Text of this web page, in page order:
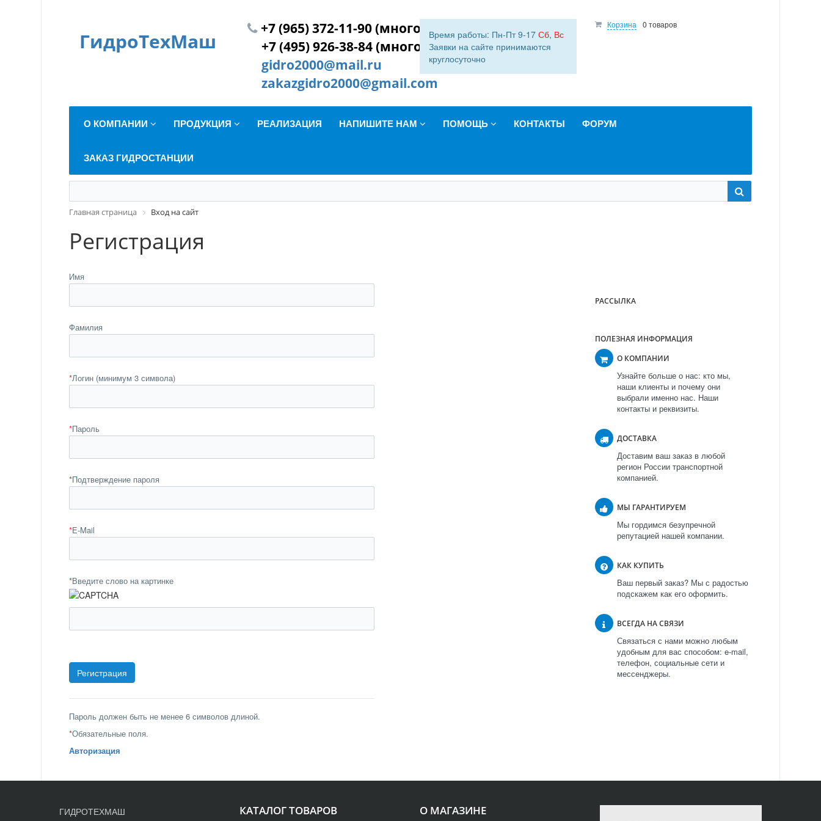
ГидроТехМаш
+7 (965) 372-11-90 (многокан.)
+7 (495) 926-38-84 (многокан.)
gidro2000@mail.ru
zakazgidro2000@gmail.com
Время работы: Пн-Пт 9-17 Сб, Вс
Заявки на сайте принимаются
круглосуточно
Корзина 0 товаров
О КОМПАНИИ ПРОДУКЦИЯ РЕАЛИЗАЦИЯ НАПИШИТЕ НАМ ПОМОЩЬ КОНТАКТЫ ФОРУМ
ЗАКАЗ ГИДРОСТАНЦИИ
Главная страница Вход на сайт
Регистрация
Имя
Фамилия
*Логин (минимум 3 символа)
*Пароль
*Подтверждение пароля
*E-Mail
*Введите слово на картинке
Пароль должен быть не менее 6 символов длиной.
*Обязательные поля.
Авторизация
РАССЫЛКА
ПОЛЕЗНАЯ ИНФОРМАЦИЯ
О КОМПАНИИ
Узнайте больше о нас: кто мы,
наши клиенты и почему они
выбрали именно нас. Наши
контакты и реквизиты.
ДОСТАВКА
Доставим ваш заказ в любой
регион России транспортной
компанией.
МЫ ГАРАНТИРУЕМ
Мы гордимся безупречной
репутацией нашей компании.
КАК КУПИТЬ
Ваш первый заказ? Мы с радостью
подскажем как его оформить.
ВСЕГДА НА СВЯЗИ
Связаться с нами можно любым
удобным для вас способом: e-mail,
телефон, социальные сети и
мессенджеры.
О МАГАЗИНЕ
КАТАЛОГ ТОВАРОВ
ГИДРОТЕХМАШ